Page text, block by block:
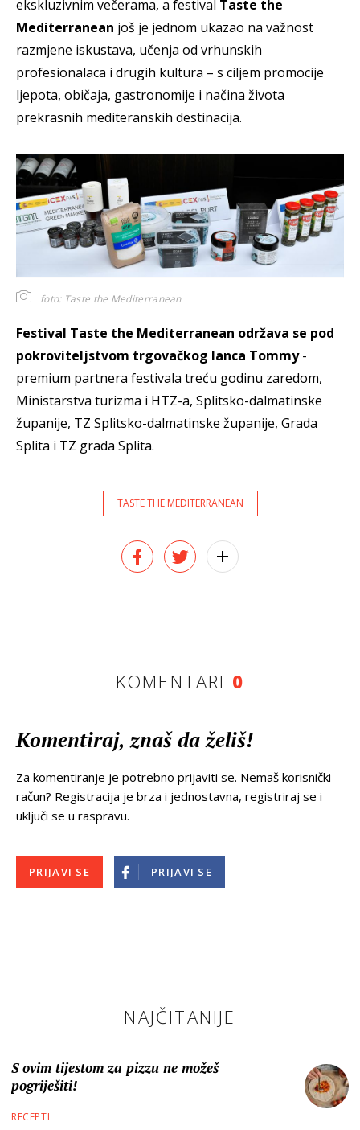
ekskluzivnim večerama, a festival Taste the
Mediterranean još je jednom ukazao na važnost
razmjene iskustava, učenja od vrhunskih
profesionalaca i drugih kultura – s ciljem promocije
ljepota, običaja, gastronomije i načina života
prekrasnih mediteranskih destinacija.
foto: Taste the Mediterranean
Festival Taste the Mediterranean održava se pod
pokroviteljstvom trgovačkog lanca Tommy-
premium partnera festivala treću godinu zaredom,
Ministarstva turizma i HTZ-a, Splitsko-dalmatinske
županije, TZ Splitsko-dalmatinske županije, Grada
Splita i TZ grada Splita.
TASTE THE MEDITERRANEAN
KOMENTARI 0
Komentiraj, znaš da želiš!
Za komentiranje je potrebno prijaviti se. Nemaš korisnički
račun? Registracija je brza i jednostavna, registriraj se i
uključi se u raspravu.
PRIJAVI SE PRIJAVI SE
NAJČITANIJE
S ovim tijestom za pizzu ne možeš
pogriješiti!
RECEPTI